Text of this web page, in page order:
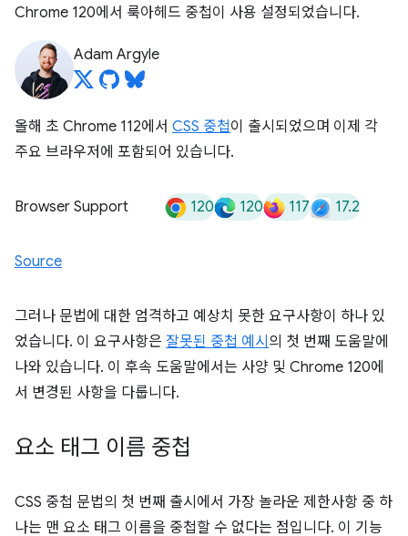
Chrome 120에서 룩아헤드 중첩이 사용 설정되었습니다.
Adam Argyle
올해 초 Chrome 112에서 CSS 중첩이 출시되었으며 이제 각
주요 브라우저에 포함되어 있습니다.
Browser Support 120 120 117 17.2
Source
그러나 문법에 대한 엄격하고 예상치 못한 요구사항이 하나 있
었습니다. 이 요구사항은 잘못된 중첩 예시 의 첫 번째 도움말에
나와 있습니다. 이 후속 도움말에서는 사양 및 Chrome 120에
서 변경된 사항을 다룹니다.
요소 태그 이름 중첩
CSS 중첩 문법의 첫 번째 출시에서 가장 놀라운 제한사항 중 하
나는 맨 요소 태그 이름을 중첩할 수 없다는 점입니다. 이 기능